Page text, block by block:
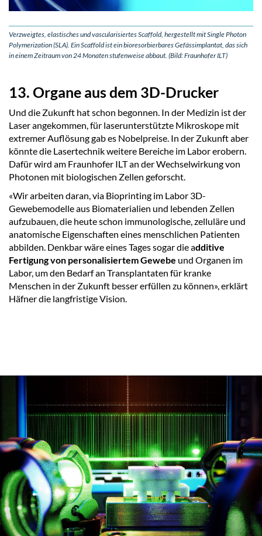
Verzweigtes, elastisches und vascularisiertes Scaffold, hergestellt mit Single Photon
Polymerization (SLA). Ein Scaffold ist ein bioresorbierbares Gefässimplantat, das sich
in einem Zeitraum von 24 Monaten stufenweise abbaut. (Bild: Fraunhofer ILT)
13. Organe aus dem 3D-Drucker
Und die Zukunft hat schon begonnen. In der Medizin ist der
Laser angekommen, für laserunterstützte Mikroskope mit
extremer Auflösung gab es Nobelpreise. In der Zukunft aber
könnte die Lasertechnik weitere Bereiche im Labor erobern.
Dafür wird am Fraunhofer ILT an der Wechselwirkung von
Photonen mit biologischen Zellen geforscht.
«Wir arbeiten daran, via Bioprinting im Labor 3D-
Gewebemodelle aus Biomaterialien und lebenden Zellen
aufzubauen, die heute schon immunologische, zelluläre und
anatomische Eigenschaften eines menschlichen Patienten
abbilden. Denkbar wäre eines Tages sogar die additive
Fertigung von personalisiertem Gewebe und Organen im
Labor, um den Bedarf an Transplantaten für kranke
Menschen in der Zukunft besser erfüllen zu können», erklärt
Häfner die langfristige Vision.